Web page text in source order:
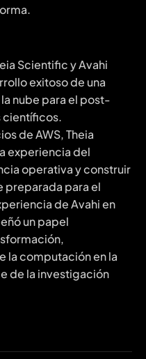
Scientific y Avahi
exitoso de una
nube para el post-
científicos.
de AWS, Theia
experiencia del
operativa y construir
preparada para el
de Avahi en
un papel
la computación en la
de la investigación